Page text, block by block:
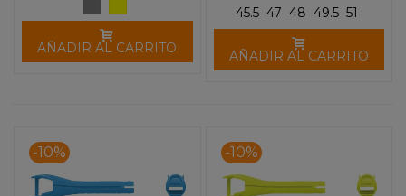
AÑADIR AL CARRITO
45.5 47 48 49.5 51
AÑADIR AL CARRITO
-10% -10%